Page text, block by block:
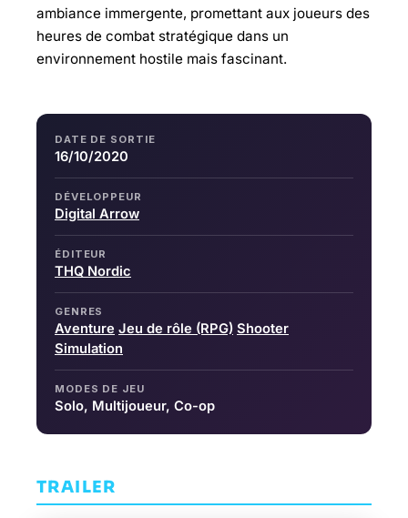
ambiance immergente, promettant aux joueurs des
heures de combat stratégique dans un
environnement hostile mais fascinant.
DATE DE SORTIE
16/10/2020
DÉVELOPPEUR
Digital Arrow
ÉDITEUR
THQ Nordic
GENRES
Aventure Jeu de rôle (RPG) Shooter
Simulation
MODES DE JEU
Solo, Multijoueur, Co-op
TRAILER